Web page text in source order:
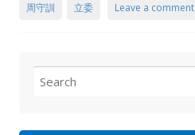
周守訓 立委 Leave a comment
for: